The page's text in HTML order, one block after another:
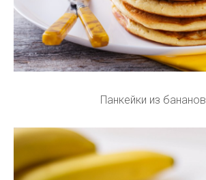
Панкейки из бананов